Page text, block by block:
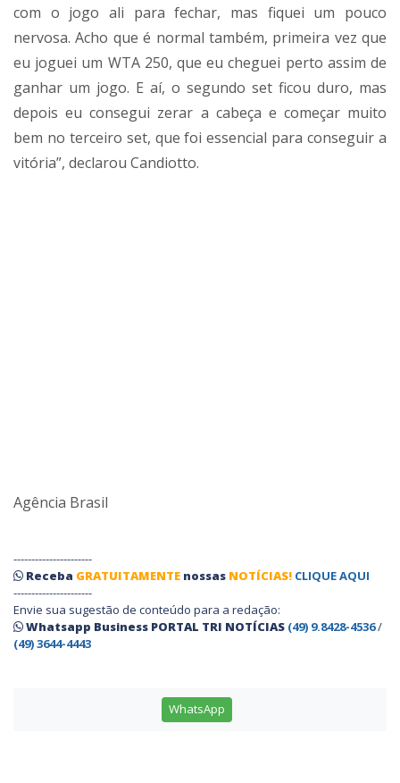
com o jogo ali para fechar, mas fiquei um pouco
nervosa. Acho que é normal também, primeira vez que
eu joguei um WTA 250, que eu cheguei perto assim de
ganhar um jogo. E aí, o segundo set ficou duro, mas
depois eu consegui zerar a cabeça e começar muito
bem no terceiro set, que foi essencial para conseguir a
vitória”, declarou Candiotto.
Agência Brasil
----------------------
Receba GRATUITAMENTE nossas NOTÍCIAS! CLIQUE AQUI
----------------------
Envie sua sugestão de conteúdo para a redação:
Whatsapp Business PORTAL TRI NOTÍCIAS (49) 9.8428-4536/
(49) 3644-4443
WhatsApp